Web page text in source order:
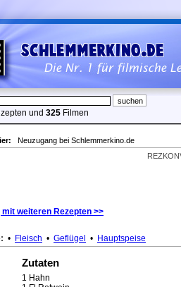
und 325 Filmen
Neuzugang bei Schlemmerkino.de
weiteren Rezepten >>
• Fleisch • Geflügel • Hauptspeise
Zutaten
1 Hahn